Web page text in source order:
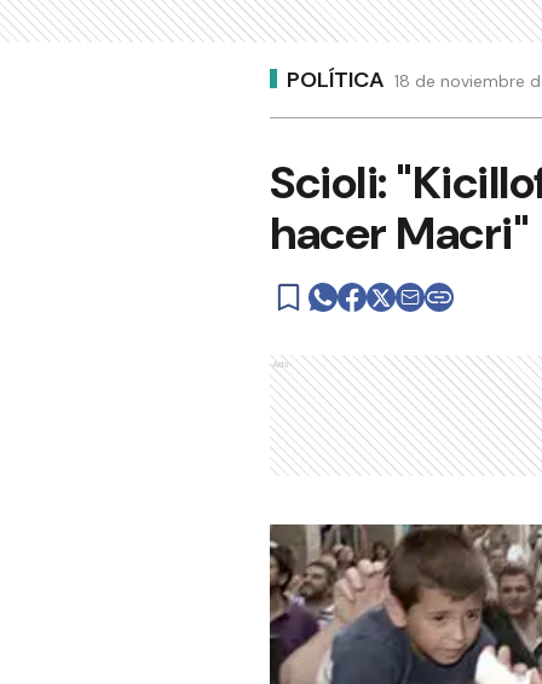
POLÍTICA 18 de noviembre
Scioli:
hacer Macri"
Ads